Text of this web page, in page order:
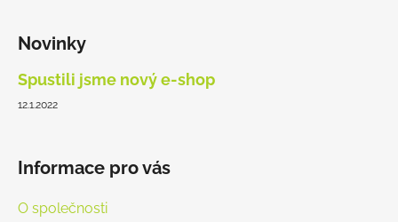
Novinky
Spustili jsme nový e-shop
12.1.2022
Informace pro vás
O společnosti